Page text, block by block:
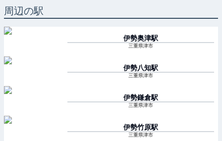
周辺の駅
伊勢奥津駅
三重県津市
伊勢八知駅
三重県津市
伊勢鎌倉駅
三重県津市
伊勢竹原駅
三重県津市